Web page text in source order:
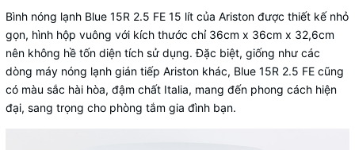
Bình nóng lạnh Blue 15R 2.5 FE 15 lít của Ariston được thiết kế nhỏ
gọn, hình hộp vuông với kích thước chỉ 36cm x 36cm x 32,6cm
nên không hề tốn diện tích sử dụng. Đặc biệt, giống như các
dòng máy nóng lạnh gián tiếp Ariston khác, Blue 15R 2.5 FE cũng
có màu sắc hài hòa, đậm chất Italia, mang đến phong cách hiện
đại, sang trọng cho phòng tắm gia đình bạn.